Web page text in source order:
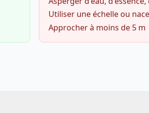
Utiliser une échelle ou
Approcher à moins de 5 m